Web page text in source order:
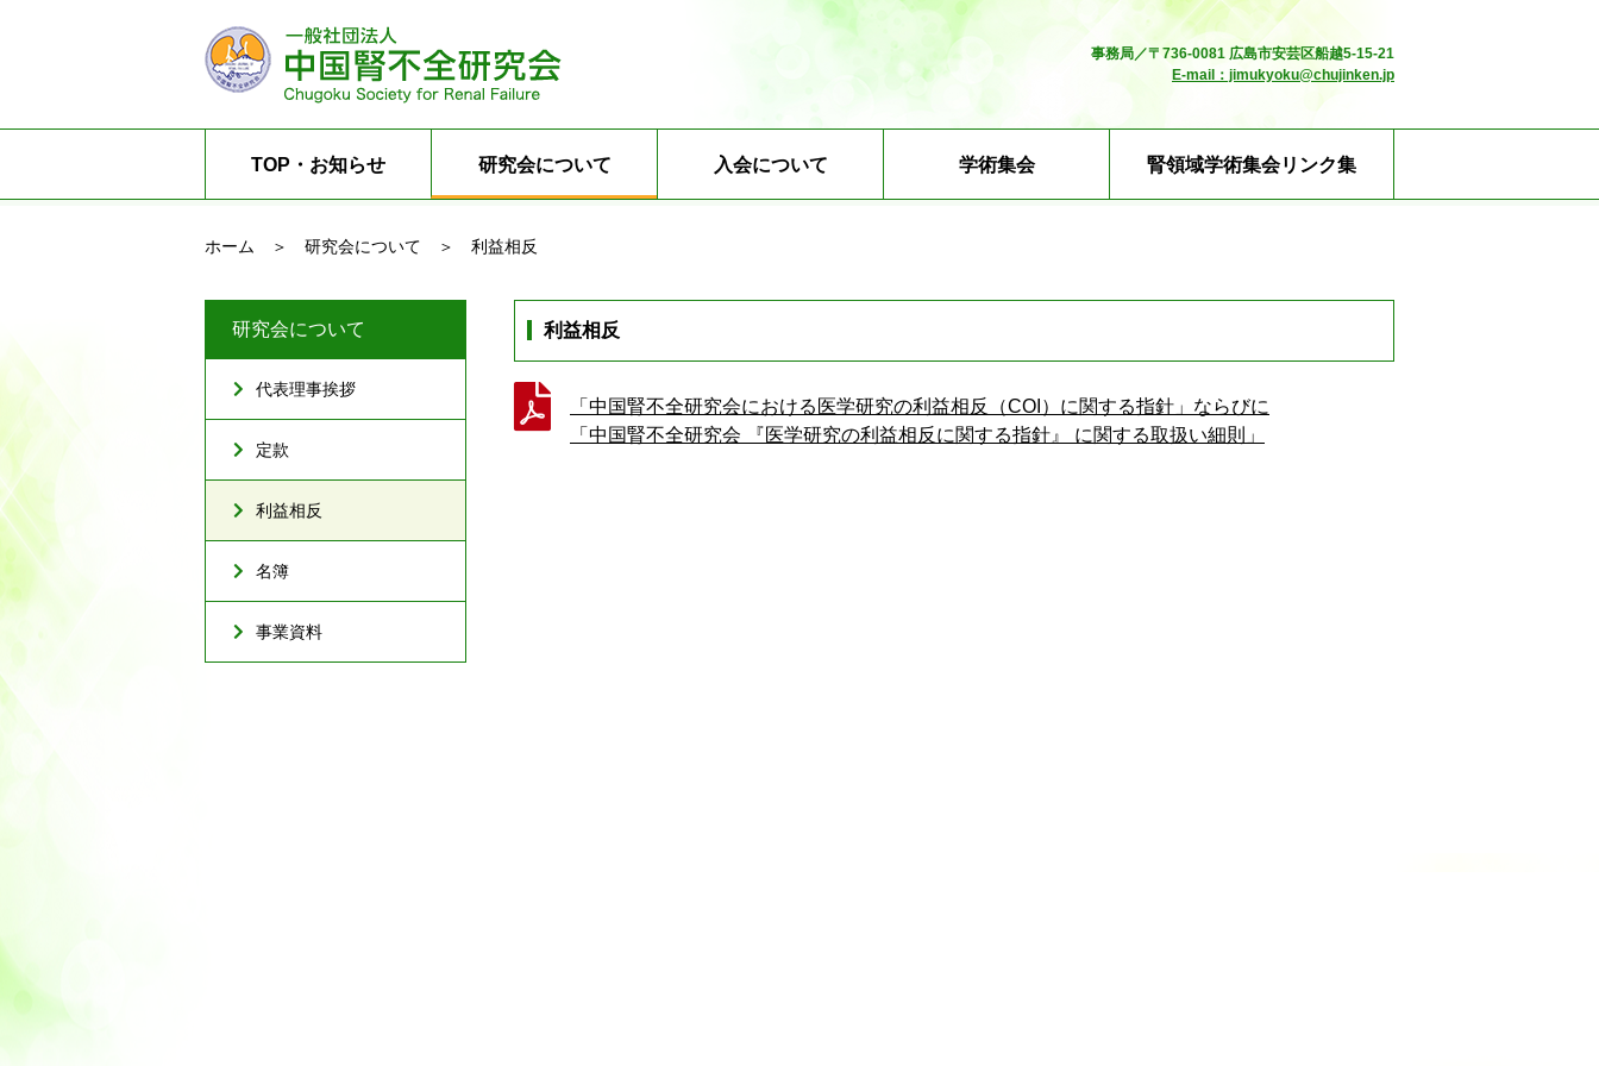
事務局／〒736-0081 広島市安芸区船越5-15-21
E-mail：jimukyoku@chujinken.jp
TOP・お知らせ 研究会について 入会について 学術集会 腎領域学術集会リンク集
ホーム 研究会について 利益相反
研究会について
代表理事挨拶
定款
利益相反
名簿
事業資料
利益相反
「中国腎不全研究会における医学研究の利益相反（COI）に関する指針」ならびに
「中国腎不全研究会 『医学研究の利益相反に関する指針』 に関する取扱い細則」